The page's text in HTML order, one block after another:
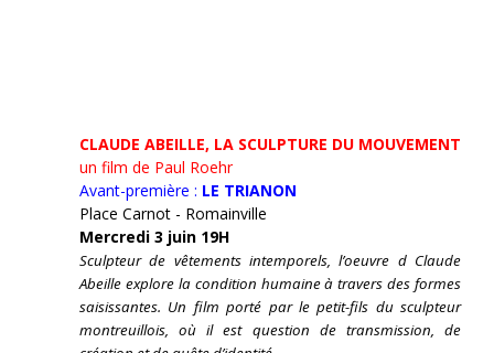
CLAUDE ABEILLE, LA SCULPTURE DU MOUVEMENT
un film de Paul Roehr
Avant-première : LE TRIANON
Place Carnot - Romainville
Mercredi 3 juin 19H
Sculpteur de vêtements intemporels, l’oeuvre d Claude
Abeille explore la condition humaine à travers des formes
saisissantes. Un film porté par le petit-fils du sculpteur
montreuillois, où il est question de transmission, de